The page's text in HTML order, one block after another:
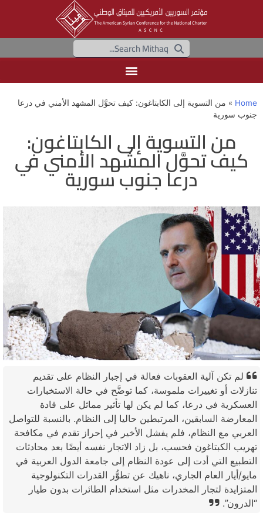
»من التسوية إلى الكابتاغون: كيف تحوَّل المشهد الأمني في درعا
سورية
من التسوية إلى الكابتاغون:
تحوَّل المشهد الأمني في
درعا جنوب سورية
تكن آلية العقوبات فعالة في إجبار النظام على تقديم
أو تغييرات ملموسة، كما توضَّح في حالة الاستخبارات
في درعا، كما لم يكن لها تأثير مماثل على قادة
السابقين، المرتبطين حاليا إلى النظام. بالنسبة للتواصل
مع النظام، فلم يفشل الأخير في إحراز تقدم في مكافحة
الكبتاغون فحسب، بل زاد الاتجار نفسه أيضًا بعد محادثات
التي أدت إلى عودة النظام إلى جامعة الدول العربية في
أيار العام الجاري، ناهيك عن تطوُّر القدرات التكنولوجية
لتجار المخدرات مثل استخدام الطائرات بدون طيار